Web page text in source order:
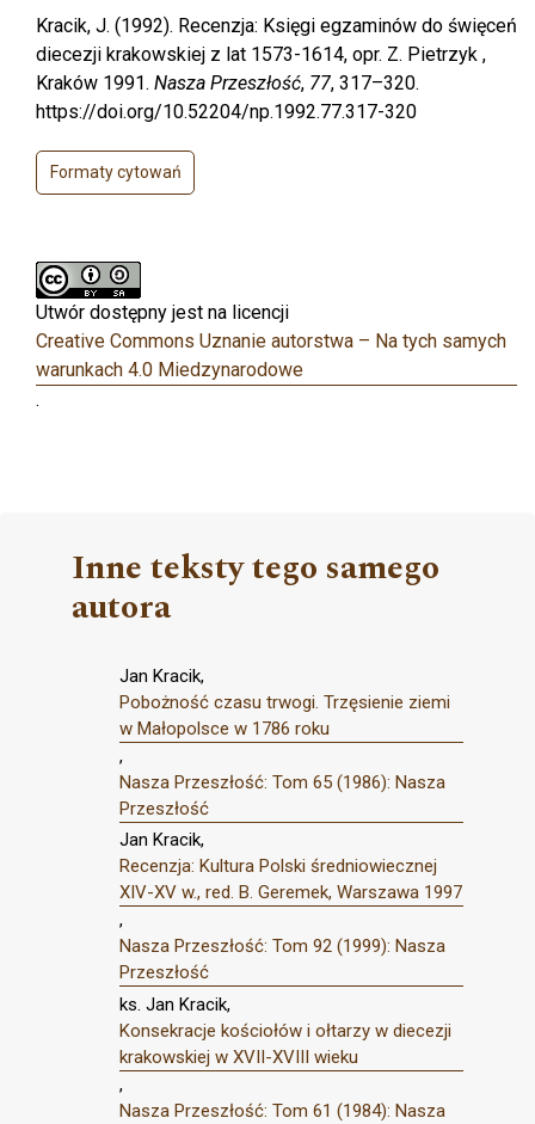
Kracik, J. (1992). Recenzja: Księgi egzaminów do święceń
diecezji krakowskiej z lat 1573-1614, opr. Z. Pietrzyk ,
Kraków 1991. Nasza Przeszłość, 77, 317–320.
https://doi.org/10.52204/np.1992.77.317-320
Formaty cytowań
Utwór dostępny jest na licencji
Creative Commons Uznanie autorstwa – Na tych samych
warunkach 4.0 Miedzynarodowe
.
Inne teksty tego samego
autora
Jan Kracik,
Pobożność czasu trwogi. Trzęsienie ziemi
w Małopolsce w 1786 roku
,
Nasza Przeszłość: Tom 65 (1986): Nasza
Przeszłość
Jan Kracik,
Recenzja: Kultura Polski średniowiecznej
XIV-XV w., red. B. Geremek, Warszawa 1997
,
Nasza Przeszłość: Tom 92 (1999): Nasza
Przeszłość
ks. Jan Kracik,
Konsekracje kościołów i ołtarzy w diecezji
krakowskiej w XVII-XVIII wieku
,
Nasza Przeszłość: Tom 61 (1984): Nasza